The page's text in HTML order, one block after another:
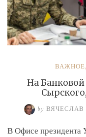
ВАЖНОЕ,
На
by ВЯЧЕСЛАВ
В Офисе